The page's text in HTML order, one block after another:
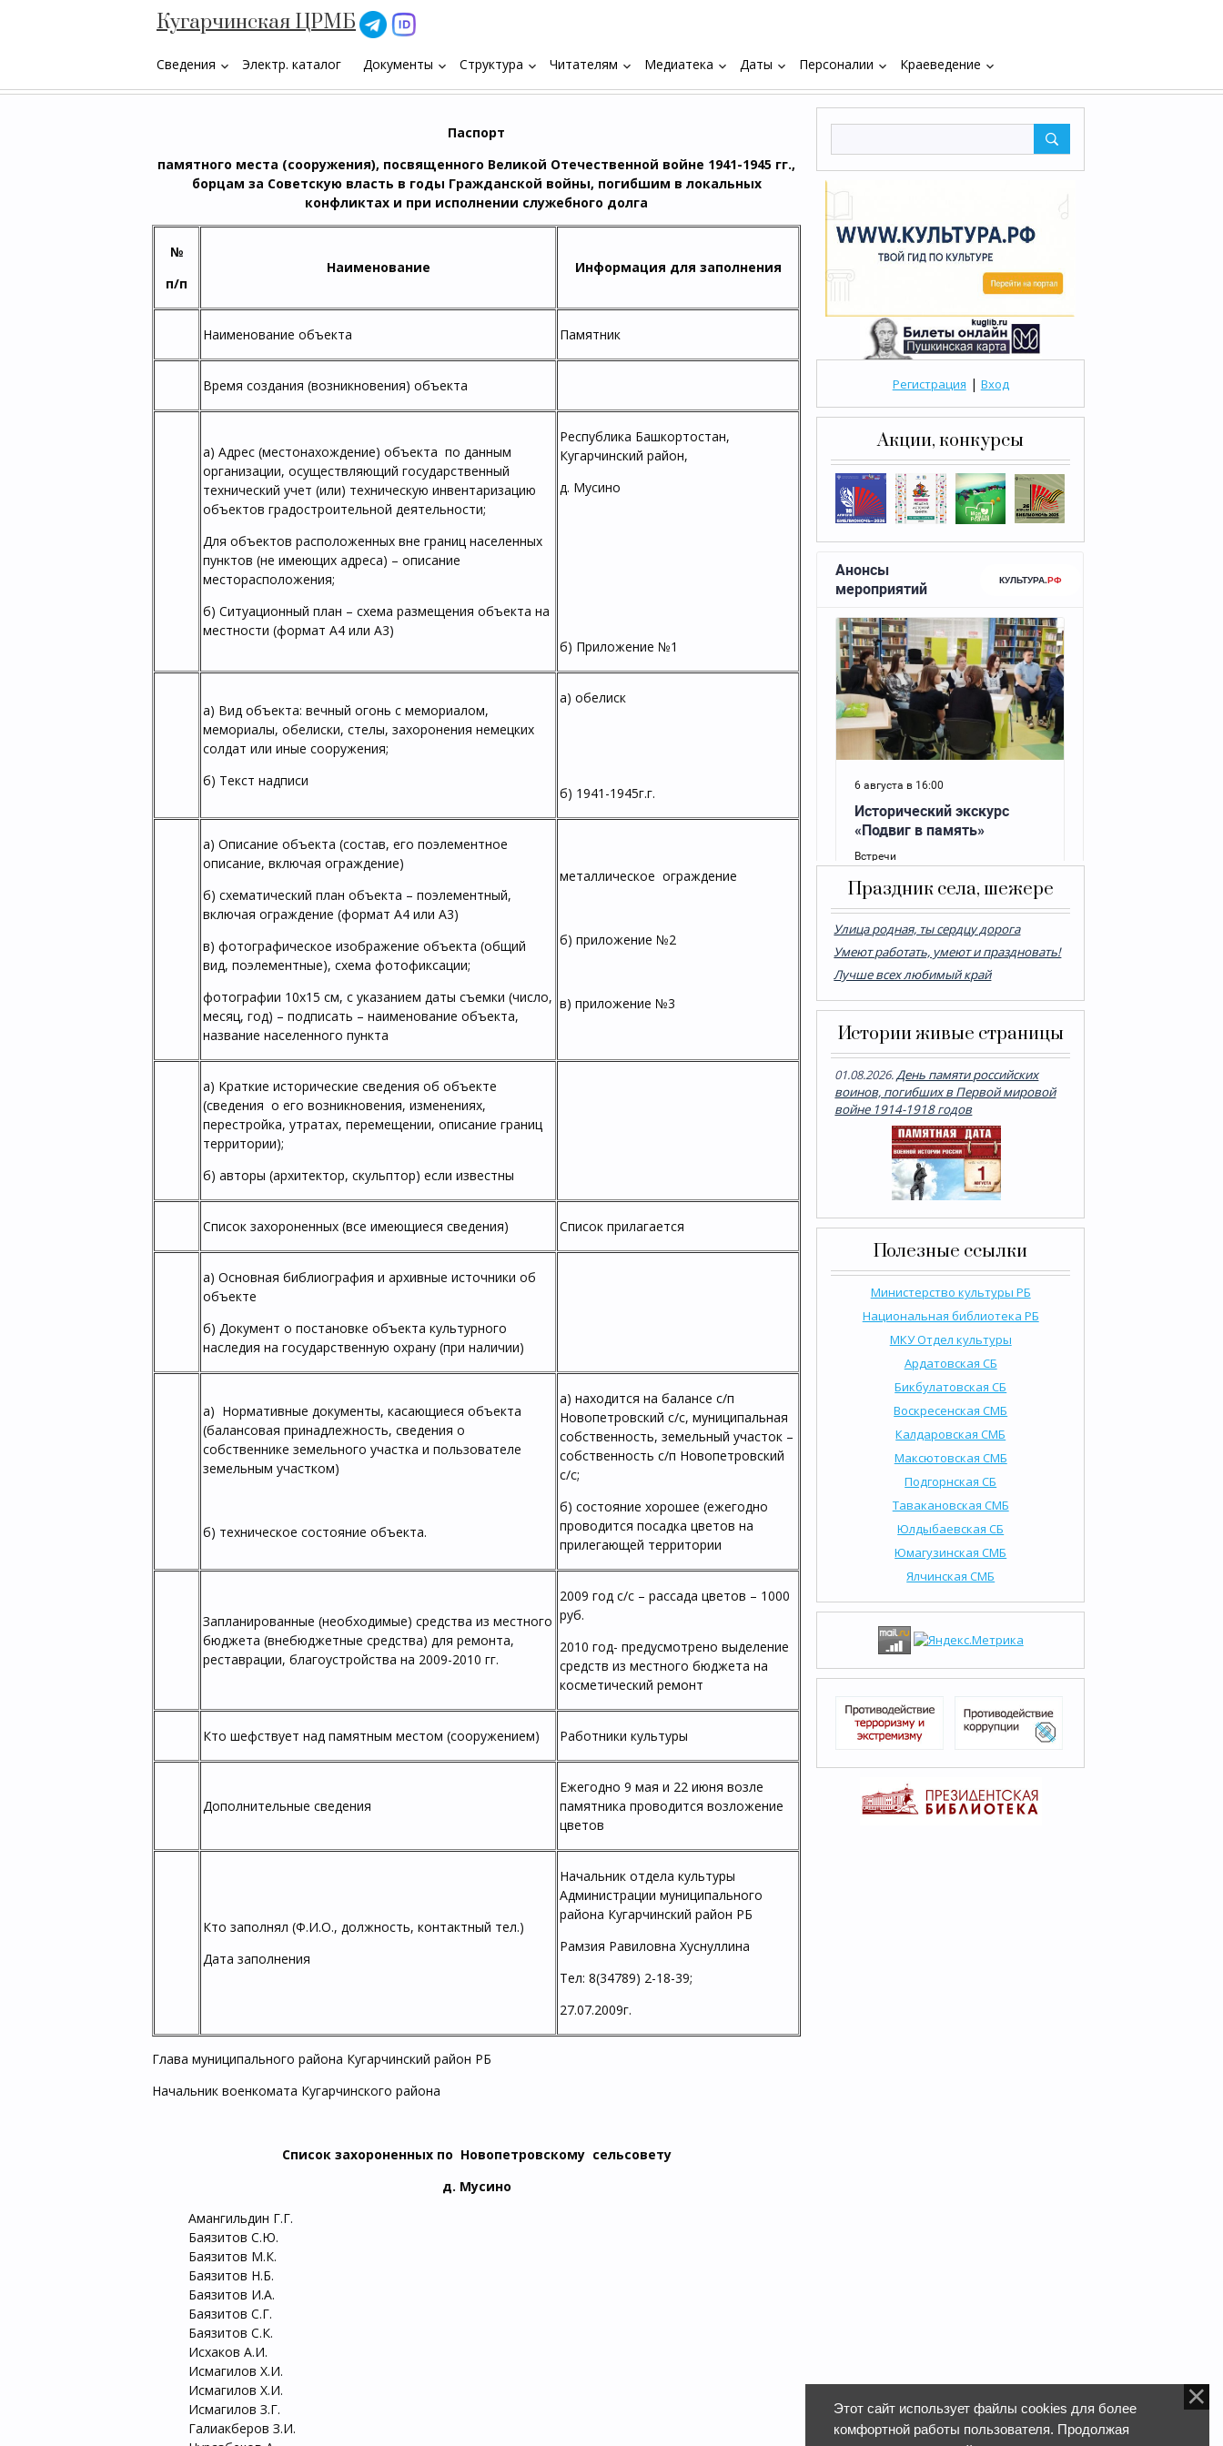
Кугарчинская ЦРМБ
Сведения keyboard_arrow_down Электр. каталог Документы keyboard_arrow_down Структура keyboard_arrow_down Читателям keyboard_arrow_down Медиатека keyboard_arrow_down Даты keyboard_arrow_down Персоналии keyboard_arrow_down Краеведение keyboard_arrow_down
Регистрация | Вход
Акции, конкурсы
Праздник села, шежере
Улица родная, ты сердцу дорога
Умеют работать, умеют и праздновать!
Лучше всех любимый край
Истории живые страницы
01.08.2026.День памяти российских
воинов, погибших в Первой мировой
войне 1914-1918 годов
Полезные ссылки
Министерство культуры РБ
Национальная библиотека РБ
МКУ Отдел культуры
Ардатовская СБ
Бикбулатовская СБ
Воскресенская СМБ
Калдаровская СМБ
Максютовская СМБ
Подгорнская СБ
Тавакановская СМБ
Юлдыбаевская СБ
Юмагузинская СМБ
Ялчинская СМБ
Паспорт
памятного места (сооружения), посвященного Великой Отечественной войне 1941-1945 гг.,
борцам за Советскую власть в годы Гражданской войны, погибшим в локальных
конфликтах и при исполнении служебного долга
№
п/п
Наименование Информация для заполнения
Наименование объекта Памятник
Время создания (возникновения) объекта
а) Адрес (местонахождение) объекта по данным
организации, осуществляющий государственный
технический учет (или) техническую инвентаризацию
объектов градостроительной деятельности;
Для объектов расположенных вне границ населенных
пунктов (не имеющих адреса) – описание
месторасположения;
б) Ситуационный план – схема размещения объекта на
местности (формат А4 или А3)
Республика Башкортостан,
Кугарчинский район,
д. Мусино
б) Приложение №1
а) Вид объекта: вечный огонь с мемориалом,
мемориалы, обелиски, стелы, захоронения немецких
солдат или иные сооружения;
б) Текст надписи
а) обелиск
б) 1941-1945г.г.
а) Описание объекта (состав, его поэлементное
описание, включая ограждение)
б) схематический план объекта – поэлементный,
включая ограждение (формат А4 или А3)
в) фотографическое изображение объекта (общий
вид, поэлементные), схема фотофиксации;
фотографии 10х15 см, с указанием даты съемки (число,
месяц, год) – подписать – наименование объекта,
название населенного пункта
металлическое ограждение
б) приложение №2
в) приложение №3
а) Краткие исторические сведения об объекте
(сведения о его возникновения, изменениях,
перестройка, утратах, перемещении, описание границ
территории);
б) авторы (архитектор, скульптор) если известны
Список захороненных (все имеющиеся сведения) Список прилагается
а) Основная библиография и архивные источники об
объекте
б) Документ о постановке объекта культурного
наследия на государственную охрану (при наличии)
а) Нормативные документы, касающиеся объекта
(балансовая принадлежность, сведения о
собственнике земельного участка и пользователе
земельным участком)
б) техническое состояние объекта.
а) находится на балансе с/п
Новопетровский с/с, муниципальная
собственность, земельный участок –
собственность с/п Новопетровский
с/с;
б) состояние хорошее (ежегодно
проводится посадка цветов на
прилегающей территории
Запланированные (необходимые) средства из местного
бюджета (внебюджетные средства) для ремонта,
реставрации, благоустройства на 2009-2010 гг.
2009 год с/с – рассада цветов – 1000
руб.
2010 год- предусмотрено выделение
средств из местного бюджета на
косметический ремонт
Кто шефствует над памятным местом (сооружением) Работники культуры
Дополнительные сведения
Ежегодно 9 мая и 22 июня возле
памятника проводится возложение
цветов
Кто заполнял (Ф.И.О., должность, контактный тел.)
Дата заполнения
Начальник отдела культуры
Администрации муниципального
района Кугарчинский район РБ
Рамзия Равиловна Хуснуллина
Тел: 8(34789) 2-18-39;
27.07.2009г.
Глава муниципального района Кугарчинский район РБ
Начальник военкомата Кугарчинского района
Список захороненных по Новопетровскому сельсовету
д. Мусино
Амангильдин Г.Г.
Баязитов С.Ю.
Баязитов М.К.
Баязитов Н.Б.
Баязитов И.А.
Баязитов С.Г.
Баязитов С.К.
Исхаков А.И.
Исмагилов Х.И.
Исмагилов Х.И.
Исмагилов З.Г.
Галиакберов З.И.
Этот сайт использует файлы cookies для более
комфортной работы пользователя. Продолжая